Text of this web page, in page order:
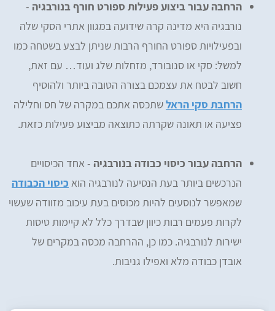
הרחבה עבור ביצוע פעילות ספורט חורף בנורבגיה -
נורבגיה היא מדינה קרה שידועה במגוון אתרי הסקי שלה
ובפעילויות ספורט החורף הרבות שניתן לבצע בשטחה כמו
למשל: סקי או סנובורד, מזחלות שלג ועוד… עם זאת,
חשוב לבטח את עצמכם בצורה הטובה ביותר ולהוסיף
הרחבת סקי הראלשתכסה אתכם במקרה של חס וחלילה
פציעה או תאונה שקרתה כתוצאה מביצוע פעילות כזאת.
הרחבה עבור כיסוי כבודה בנורבגיה - אחד הכיסויים
הנרכשים ביותר בעת הנסיעה לנורבגיה הוא כיסוי הכבודה
שמאפשר לנוסעים להיות מכוסים בעת עיכוב מזוודה שעשוי
לקרות פעמים רבות כיוון שבדרך כלל לא קיימות טיסות
ישירות לנורבגיה. כמו כן, ההרחבה מכסה במקרים של
אובדן כבודה מלא ואפילו גניבות.